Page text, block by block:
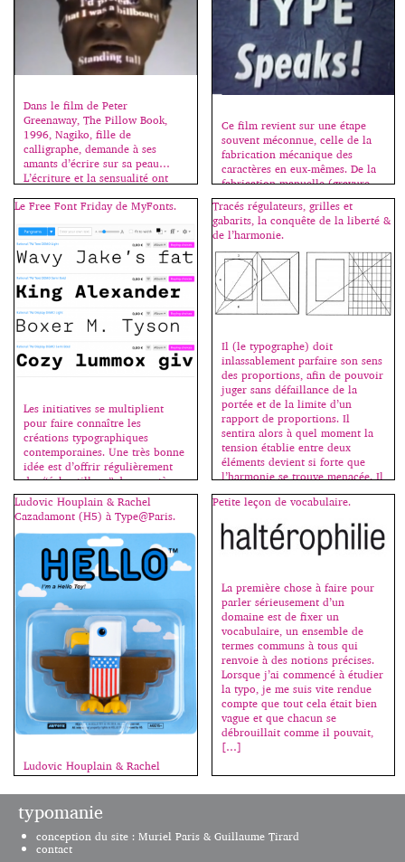
design graphique, design
industriel, photographie, illustra
tion et création de caractères.
Chaque projet est accompagné
d’une […]
avoir à quitter le logiciel. Les
catégories, Serif, Sans […]
Dans le film de Peter
Greenaway, The Pillow Book,
1996, Nagiko, fille de
calligraphe, demande à ses
amants d’écrire sur sa peau…
L’écriture et la sensualité ont
caresse, le sens se dévoile, il
fantasme (plus d’infos sur le
film ici). 1996. The Pillow
Book, un film de Peter
Greenaway Dans ce […]
Ce film revient sur une étape
souvent méconnue, celle de la
fabrication mécanique des
caractères en eux-mêmes. De la
fabrication manuelle (gravure
du poinçon et fonte des
caractères un par un par dans
une matrice) à la fabrication
mécanisée permise par
l’invention du pantographe et de
la machine à graver, permettant
aussi l’adaptation de chacun
[…]
Le Free Font Friday de MyFonts.
Les initiatives se multiplient
pour faire connaître les
créations typographiques
contemporaines. Une très bonne
idée est d’offrir régulièrement
des “échantillons” de caractères
récents, permettant ainsi de les
tester et d’acheter les fontes
complémentaires si affinités.
Aujourd’hui MyFonts offre 4
variantes du Rational de Rene
Bieder (2016). Il s’agit de la
déclinaison monospace de cette
néo-grotesque qui conserve ses
doubles “a”, […]
Tracés régulateurs, grilles et
gabarits, la conquête de la liberté &
de l’harmonie.
Il (le typographe) doit
inlassablement parfaire son sens
des proportions, afin de pouvoir
juger sans défaillance de la
portée et de la limite d’un
rapport de proportions. Il
sentira alors à quel moment la
tension établie entre deux
éléments devient si forte que
l’harmonie se trouve menacée. Il
apprendra à éviter les rapports
sans tension […]
Ludovic Houplain & Rachel
Cazadamont (H5) à Type@Paris.
Ludovic Houplain & Rachel
Cazadamont (H5) racontent leur
collaboration avec certains
artistes de la French Touch,
l’exposition Hello H5 et la
conception graphique de la
campagne d’Anne Hidalgo pour
Petite leçon de vocabulaire.
La première chose à faire pour
parler sérieusement d’un
domaine est de fixer un
vocabulaire, un ensemble de
termes communs à tous qui
renvoie à des notions précises.
Lorsque j’ai commencé à étudier
la typo, je me suis vite rendue
compte que tout cela était bien
vague et que chacun se
débrouillait comme il pouvait,
[…]
typomanie
conception du site : Muriel Paris & Guillaume Tirard
contact